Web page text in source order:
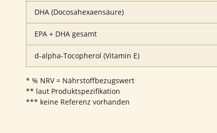
DHA (Docosahexaensäure)
EPA + DHA gesamt
d-alpha-Tocopherol (Vitamin E)
* % NRV = Nährstoffbezugswert
** laut Produktspezifikation
*** keine Referenz vorhanden